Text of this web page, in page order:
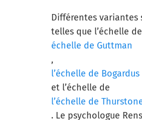
Différentes variantes
telles que l’échelle de
échelle de Guttman
,
l’échelle de Bogardus
et l’échelle de
l’échelle de
. Le psychologue